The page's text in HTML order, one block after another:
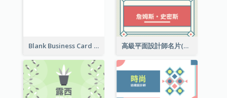
Blank Business Card 高級平面設計師名片(附工作室地址)